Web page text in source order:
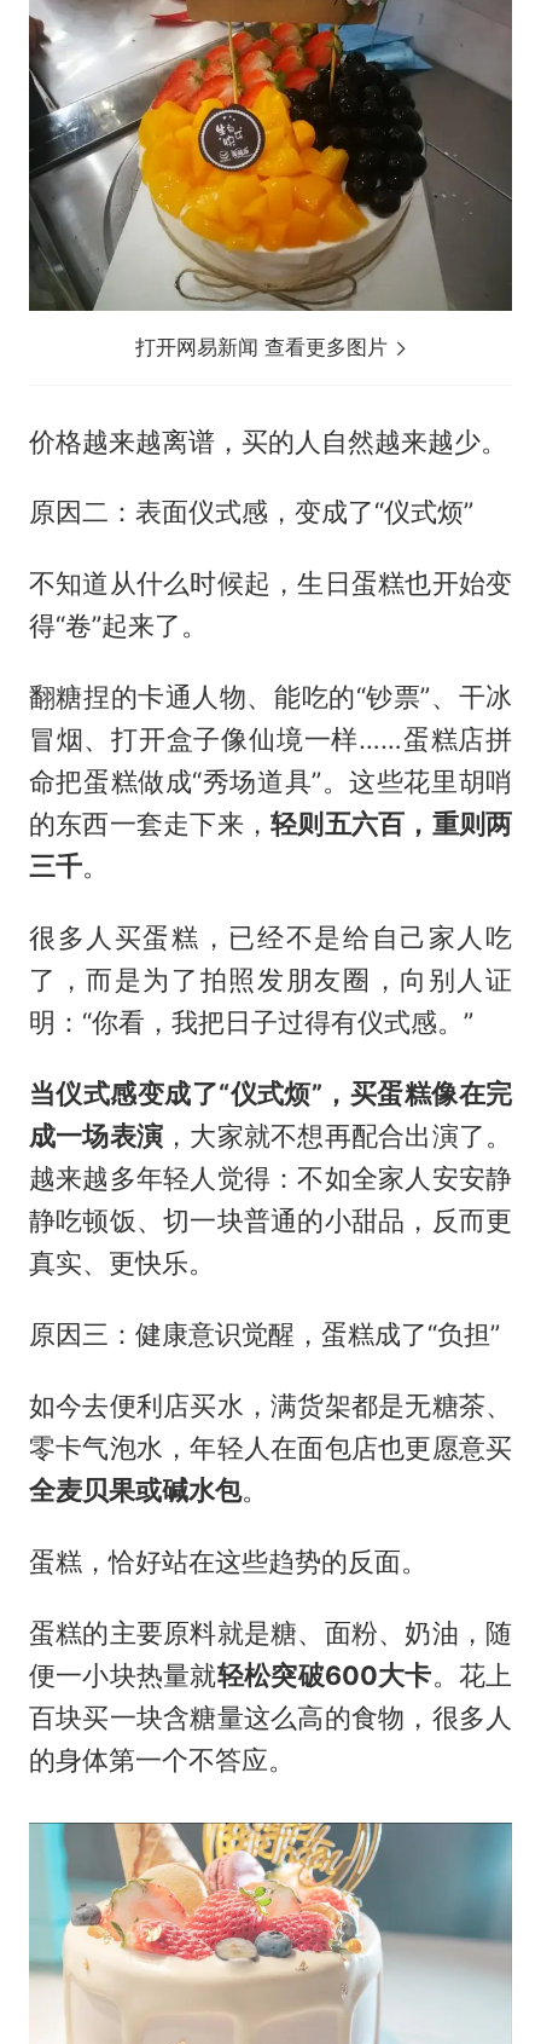
打开网易新闻 查看更多图片
价格越来越离谱，买的人自然越来越少。
原因二：表面仪式感，变成了“仪式烦”
不知道从什么时候起，生日蛋糕也开始变
得“卷”起来了。
翻糖捏的卡通人物、能吃的“钞票”、干冰
冒烟、打开盒子像仙境一样……蛋糕店拼
命把蛋糕做成“秀场道具”。这些花里胡哨
的东西一套走下来，轻则五六百，重则两
三千。
很多人买蛋糕，已经不是给自己家人吃
了，而是为了拍照发朋友圈，向别人证
明：“你看，我把日子过得有仪式感。”
当仪式感变成了“仪式烦”，买蛋糕像在完
成一场表演 ，大家就不想再配合出演了。
越来越多年轻人觉得：不如全家人安安静
静吃顿饭、切一块普通的小甜品，反而更
真实、更快乐。
原因三：健康意识觉醒，蛋糕成了“负担”
如今去便利店买水，满货架都是无糖茶、
零卡气泡水，年轻人在面包店也更愿意买
全麦贝果或碱水包。
蛋糕，恰好站在这些趋势的反面。
蛋糕的主要原料就是糖、面粉、奶油，随
便一小块热量就轻松突破600大卡。花上
百块买一块含糖量这么高的食物，很多人
的身体第一个不答应。